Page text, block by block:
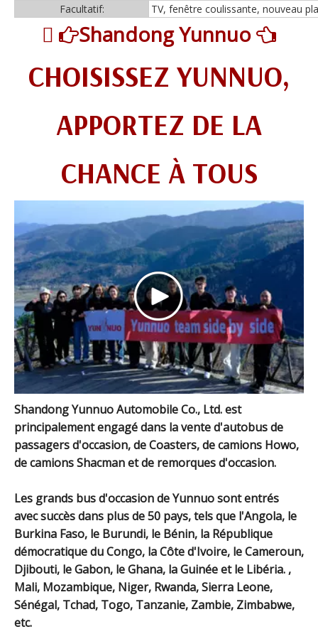
Facultatif:
TV, fenêtre coulissante, nouveau
 Shandong Yunnuo 
CHOISISSEZ YUNNUO,
APPORTEZ DE LA
CHANCE À TOUS
Shandong Yunnuo Automobile Co., Ltd. est
principalement engagé dans la vente d'autobus de
passagers d'occasion, de Coasters, de camions Howo,
de camions Shacman et de remorques d'occasion.
Les grands bus d'occasion de Yunnuo sont entrés
avec succès dans plus de 50 pays, tels que l'Angola, le
Burkina Faso, le Burundi, le Bénin, la République
démocratique du Congo, la Côte d'Ivoire, le Cameroun,
Djibouti, le Gabon, le Ghana, la Guinée et le Libéria. ,
Mali, Mozambique, Niger, Rwanda, Sierra Leone,
Sénégal, Tchad, Togo, Tanzanie, Zambie, Zimbabwe,
etc.